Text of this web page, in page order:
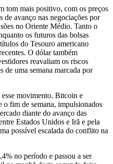
tom mais positivo, com os preços
de avanço nas negociações por
no Oriente Médio. Tanto o
os futuros das bolsas
do Tesouro americano
O dólar também
reavaliam os riscos
de uma semana marcada por
movimento. Bitcoin e
o fim de semana, impulsionados
diante do avanço das
Estados Unidos e Irã e pela
possível escalada do conflito na
no período e passou a ser